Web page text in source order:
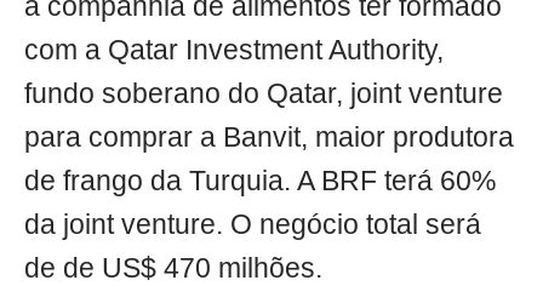
a companhia de alimentos ter formado
com a Qatar Investment Authority,
fundo soberano do Qatar, joint venture
para comprar a Banvit, maior produtora
de frango da Turquia. A BRF terá 60%
da joint venture. O negócio total será
de de US$ 470 milhões.